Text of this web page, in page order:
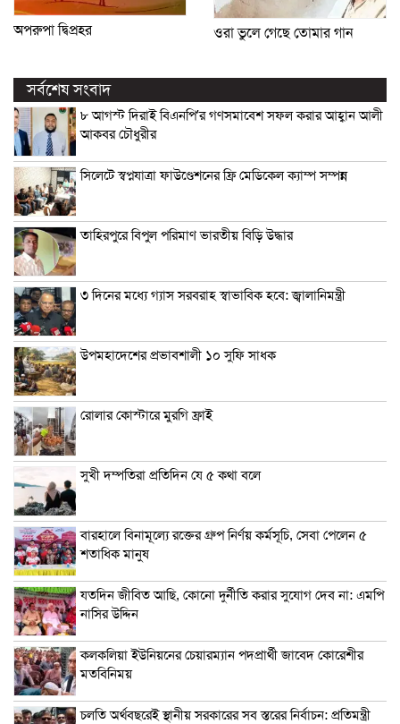
অপরুপা দ্বিপ্রহর ওরা ভুলে গেছে তোমার গান
সর্বশেষ সংবাদ
৮ আগস্ট দিরাই বিএনপি’র গণসমাবেশ সফল করার আহ্বান আলী
আকবর চৌধুরীর
সিলেটে স্বপ্নযাত্রা ফাউণ্ডেশনের ফ্রি মেডিকেল ক্যাম্প সম্পন্ন
তাহিরপুরে বিপুল পরিমাণ ভারতীয় বিড়ি উদ্ধার
৩ দিনের মধ্যে গ্যাস সরবরাহ স্বাভাবিক হবে: জ্বালানিমন্ত্রী
উপমহাদেশের প্রভাবশালী ১০ সুফি সাধক
রোলার কোস্টারে মুরগি ফ্রাই
সুখী দম্পতিরা প্রতিদিন যে ৫ কথা বলে
বারহালে বিনামূল্যে রক্তের গ্রুপ নির্ণয় কর্মসূচি, সেবা পেলেন ৫
শতাধিক মানুষ
যতদিন জীবিত আছি, কোনো দুর্নীতি করার সুযোগ দেব না: এমপি
নাসির উদ্দিন
কলকলিয়া ইউনিয়নের চেয়ারম্যান পদপ্রার্থী জাবেদ কোরেশীর
মতবিনিময়
চলতি অর্থবছরেই স্থানীয় সরকারের সব স্তরের নির্বাচন: প্রতিমন্ত্রী